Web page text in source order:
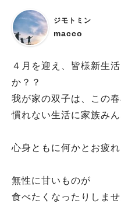
ジモトミン
macco
４月を迎え、皆様新生
か？？
我が家の双子は、この
慣れない生活に家族み
心身ともに何かとお疲
無性に甘いものが
食べたくなったりしませ